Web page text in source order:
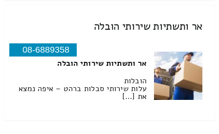
אר ותשתיות שירותי הובלה
08-6889358
אר ותשתיות שירותי הובלה
הובלות
עלות שירותי סבלות ברהט – איפה נמצא
את […]